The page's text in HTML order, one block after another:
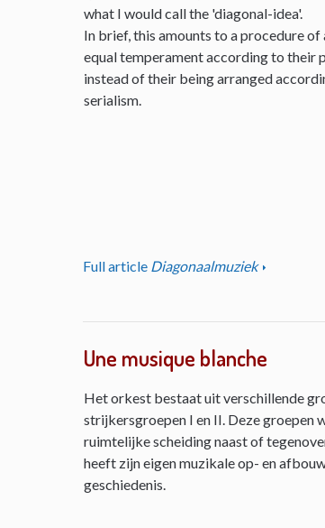
what I would call the 'diagonal-idea'.
In brief, this amounts to a procedure
equal temperament according to their
instead of their being arranged
serialism.
Full article Diagonaalmuziek
Une musique blanche
Het orkest bestaat uit verschillende
strijkersgroepen I en II. Deze groepen
ruimtelijke scheiding naast of
heeft zijn eigen muzikale op- en
geschiedenis.